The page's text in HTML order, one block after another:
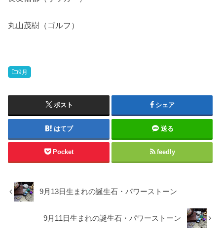
丸山茂樹（ゴルフ）
9月
ポスト シェア
はてブ 送る
Pocket feedly
9月13日生まれの誕生石・パワーストーン
9月11日生まれの誕生石・パワーストーン